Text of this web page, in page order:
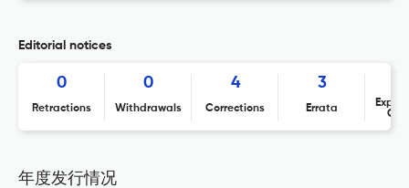
Editorial notices
0
Retractions
0
Withdrawals
4
Corrections
3
Errata
年度发行情况